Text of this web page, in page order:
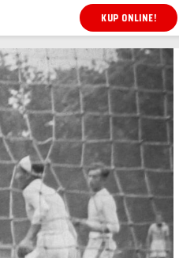
BILETY 26/27